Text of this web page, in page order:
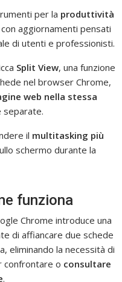
per la produttività
con aggiornamenti pensati
di utenti e professionisti.
Split View, una funzione
nel browser Chrome,
web nella stessa
separate.
il multitasking più
schermo durante la
funziona
Chrome introduce una
di affiancare due schede
eliminando la necessità di
confrontare o consultare
.